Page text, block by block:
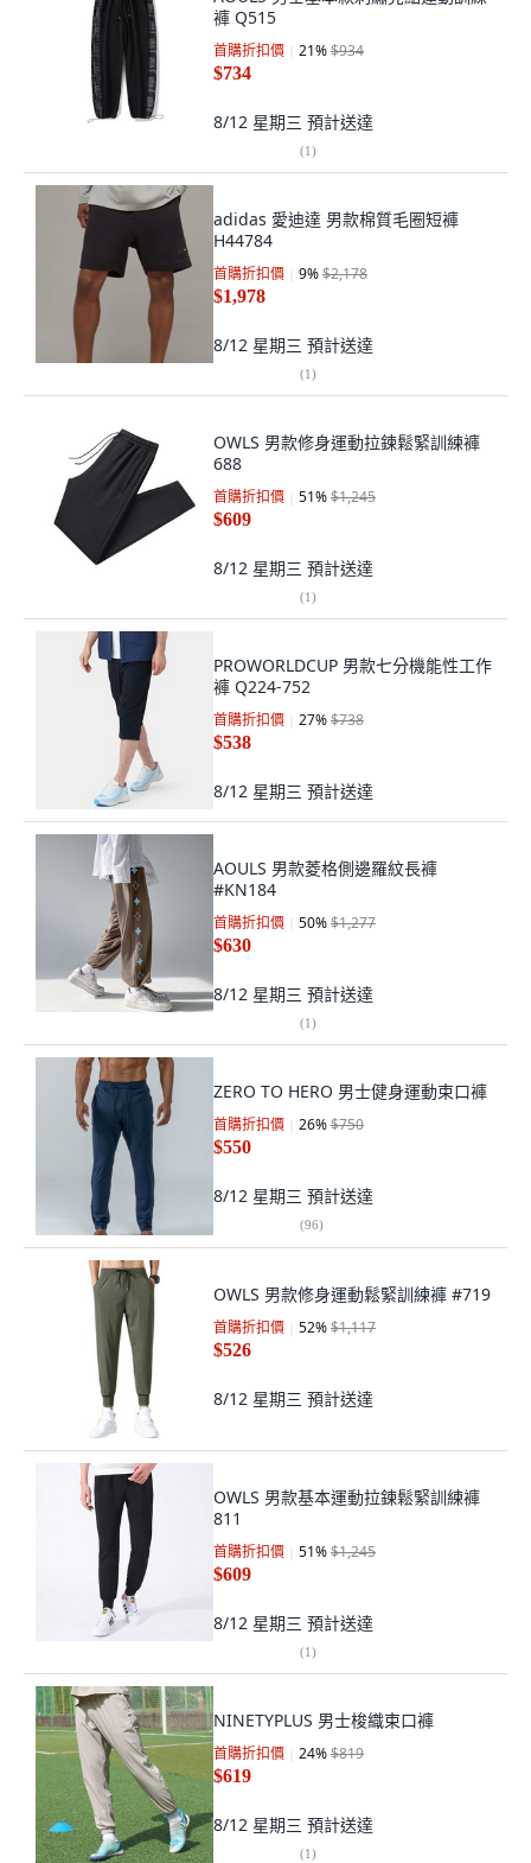
褲 Q515
首購折扣價 21%$934
$734
8/12 星期三 預計送達
(1)
adidas 愛迪達 男款棉質毛圈短褲
H44784
首購折扣價 9%$2,178
$1,978
8/12 星期三 預計送達
(1)
OWLS 男款修身運動拉鍊鬆緊訓練褲
688
首購折扣價 51%$1,245
$609
8/12 星期三 預計送達
(1)
PROWORLDCUP 男款七分機能性工作
褲 Q224-752
首購折扣價 27%$738
$538
8/12 星期三 預計送達
AOULS 男款菱格側邊羅紋長褲
#KN184
首購折扣價 50%$1,277
$630
8/12 星期三 預計送達
(1)
ZERO TO HERO 男士健身運動束口褲
首購折扣價 26%$750
$550
8/12 星期三 預計送達
(96)
OWLS 男款修身運動鬆緊訓練褲 #719
首購折扣價 52%$1,117
$526
8/12 星期三 預計送達
OWLS 男款基本運動拉鍊鬆緊訓練褲
811
首購折扣價 51%$1,245
$609
8/12 星期三 預計送達
(1)
NINETYPLUS 男士梭織束口褲
首購折扣價 24%$819
$619
8/12 星期三 預計送達
(1)